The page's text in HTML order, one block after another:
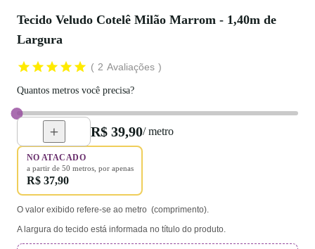
Tecido Veludo Cotelê Milão Marrom - 1,40m de
Largura
2 Avaliações
Quantos metros você precisa?
R$ 39,90/ metro
NO ATACADO
a partir de 50 metros, por apenas
R$ 37,90
O valor exibido refere-se ao metro (comprimento).
A largura do tecido está informada no título do produto.